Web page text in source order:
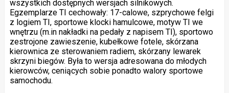
wszystkich dostępnych wersjach silnikowych.
Egzemplarze TI cechowały: 17-calowe, szprychowe felgi
z logiem TI, sportowe klocki hamulcowe, motyw TI we
wnętrzu (m.in nakładki na pedały z napisem TI), sportowo
zestrojone zawieszenie, kubełkowe fotele, skórzana
kierownica ze sterowaniem radiem, skórzany lewarek
skrzyni biegów. Była to wersja adresowana do młodych
kierowców, ceniących sobie ponadto walory sportowe
samochodu.